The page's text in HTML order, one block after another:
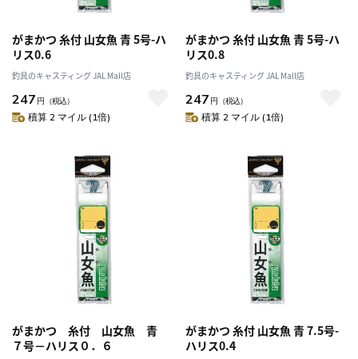
がまかつ 糸付 山女魚 青 5号-ハ
リス0.6
釣具のキャスティング JAL Mall店
247 円 （税込）
積算 2 マイル (1倍)
がまかつ 糸付 山女魚 青 5号-ハ
リス0.8
釣具のキャスティング JAL Mall店
247 円 （税込）
積算 2 マイル (1倍)
がまかつ 糸付 山女魚 青
７号－ハリス０．６
がまかつ 糸付 山女魚 青 7.5号-
ハリス0.4